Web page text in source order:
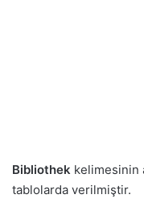
Bibliothek kelimesinin
tablolarda verilmiştir.